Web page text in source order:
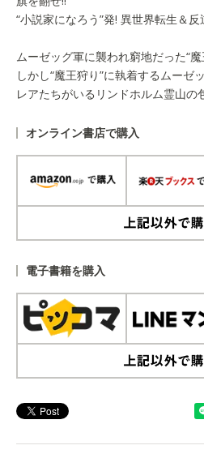
“小説家になろう”発! 異世界転生＆反
ムーゼッグ軍に襲われ窮地だった“
しかし“魔王狩り”に執着するムーゼ
レアたちがいるリンドホルム霊山の
オンライン書店で購入
電子書籍を購入